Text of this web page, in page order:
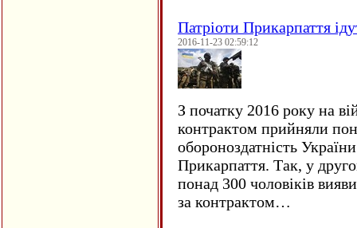
Патріоти Прикарпаття
2016-11-23 02:59:12
З початку 2016 року на
контрактом прийняли
обороноздатність
Прикарпаття. Так, у
понад 300 чоловіків
за контрактом…